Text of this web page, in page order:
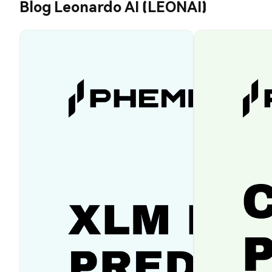
Blog Leonardo AI (LEONAI)